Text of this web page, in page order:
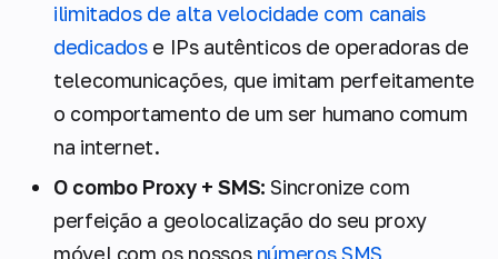
ilimitados de alta velocidade com canais
dedicadose IPs autênticos de operadoras de
telecomunicações, que imitam perfeitamente
o comportamento de um ser humano comum
na internet.
O combo Proxy + SMS: Sincronize com
perfeição a geolocalização do seu proxy
móvel com os nossos números SMS